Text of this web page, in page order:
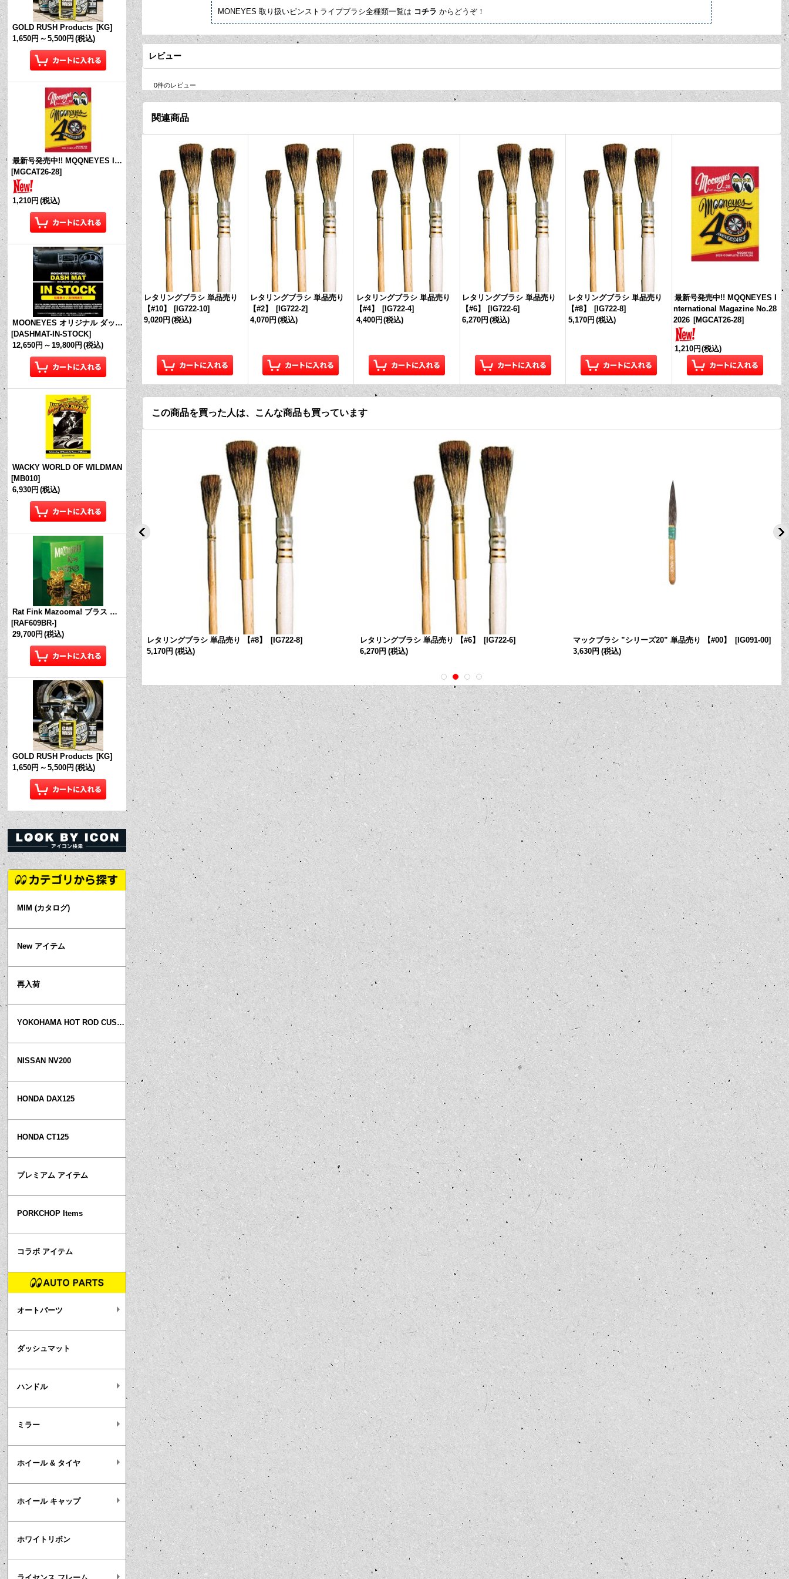
GOLD RUSH Products [KG]
1,650円 ～ 5,500円 (税込)
最新号発売中!! MQQNEYES International Magazine No.28 2026
[MGCAT26-28]
1,210円 (税込)
MOONEYES オリジナル ダッシュマット (in Stock!)
[DASHMAT-IN-STOCK]
12,650円 ～ 19,800円 (税込)
WACKY WORLD OF WILDMAN
[MB010]
6,930円 (税込)
Rat Fink Mazooma! ブラス リング
[RAF609BR-]
29,700円 (税込)
GOLD RUSH Products [KG]
1,650円 ～ 5,500円 (税込)
MIM (カタログ)
New アイテム
再入荷
YOKOHAMA HOT ROD CUSTOM SHOW
NISSAN NV200
HONDA DAX125
HONDA CT125
プレミアム アイテム
PORKCHOP Items
コラボ アイテム
オートパーツ
ダッシュマット
ハンドル
ミラー
ホイール & タイヤ
ホイール キャップ
ホワイトリボン
MONEYES 取り扱いピンストライプブラシ全種類一覧は コチラからどうぞ！
レビュー
0件のレビュー
関連商品
レタリングブラシ 単品売り
【#10】
[IG722-10]
9,020円 (税込)
レタリングブラシ 単品売り
【#2】
[IG722-2]
4,070円 (税込)
レタリングブラシ 単品売り
【#4】
[IG722-4]
4,400円 (税込)
レタリングブラシ 単品売り
【#6】
[IG722-6]
6,270円 (税込)
レタリングブラシ 単品売り
【#8】
[IG722-8]
5,170円 (税込)
最新号発売中!! MQQNEYES I
nternational Magazine No.28
2026 [MGCAT26-28]
1,210円 (税込)
この商品を買った人は、こんな商品も買っています
品売り 【#2】 [IG722-2 レタリングブラシ 単品売り 【#8】 [IG722-8]
5,170円 (税込)
レタリングブラシ 単品売り 【#6】 [IG722-6]
6,270円 (税込)
マックブラシ ”シリーズ20” 単品売り 【#00】 [IG091-00]
3,630円 (税込)